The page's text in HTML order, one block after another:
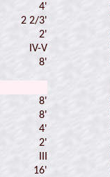
4'
2 2/3'
2'
IV-V
8'
8'
8'
4'
2'
16'